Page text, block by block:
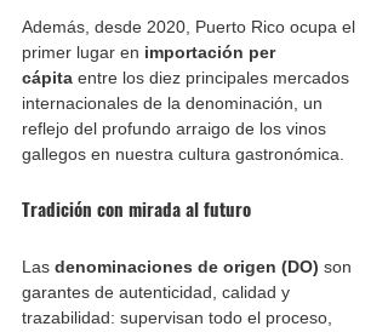
Además, desde 2020, Puerto Rico ocupa el
primer lugar en importación per
cápita entre los diez principales mercados
internacionales de la denominación, un
reflejo del profundo arraigo de los vinos
gallegos en nuestra cultura gastronómica.
Tradición con mirada al futuro
Las denominaciones de origen (DO) son
garantes de autenticidad, calidad y
trazabilidad: supervisan todo el proceso,